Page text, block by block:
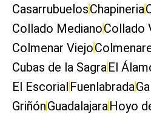
CasarrubuelosChapineria
Collado MedianoCollado
Colmenar Viejo
Cubas de la Sagra El
El Escorial Fuenlabrada
GriñónGuadalajara Hoyo